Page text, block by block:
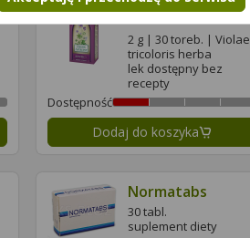
Bratek Fix
2 g | 30 toreb. | Violae
tricoloris herba
lek dostępny bez
recepty
Dostępność
Dodaj do koszyka
Normatabs
30 tabl.
suplement diety